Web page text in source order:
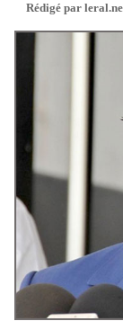
Rédigé par